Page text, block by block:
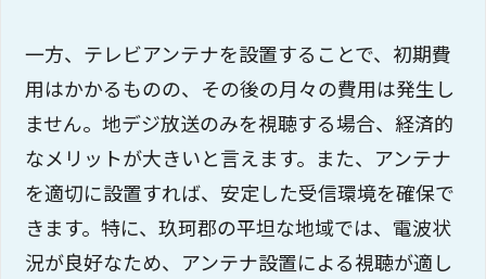
一方、テレビアンテナを設置することで、初期費
用はかかるものの、その後の月々の費用は発生し
ません。地デジ放送のみを視聴する場合、経済的
なメリットが大きいと言えます。また、アンテナ
を適切に設置すれば、安定した受信環境を確保で
きます。特に、玖珂郡の平坦な地域では、電波状
況が良好なため、アンテナ設置による視聴が適し